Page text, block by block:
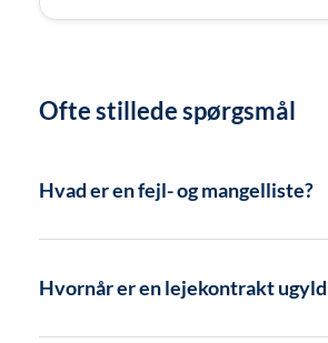
Ofte stillede spørgsmål
Hvad er en fejl- og mangelliste?
Hvornår er en lejekontrakt